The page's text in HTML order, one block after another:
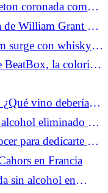
coronada como
del mundo
de William Grant &
Consejo de SWA
surge con whisky
BeatBox, la colorida
Z
¿Qué vino debería
(2026)eliminado de
para dedicarte al
en Francia
sin alcohol en